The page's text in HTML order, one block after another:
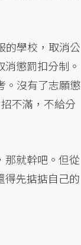
的學校，取消公
懲罰扣分制。
。沒有了志願懲
不滿，不給分
那就幹吧。但從
得先掂掂自己的